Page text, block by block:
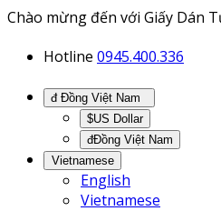
Chào mừng đến với Giấy Dán
Hotline 0945.400.336
$US Dollar
đĐồng Việt Nam
Vietnamese
English
Vietnamese